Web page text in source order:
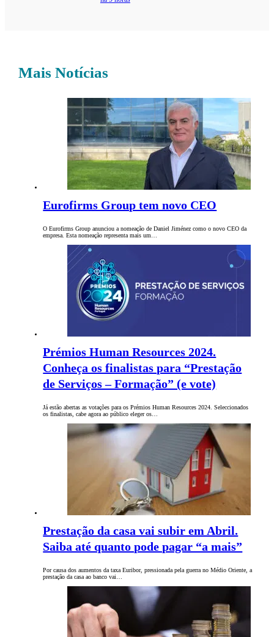
Mais Notícias
Eurofirms Group tem novo CEO
O Eurofirms Group anunciou a nomeação de Daniel Jiménez como o novo CEO da
empresa. Esta nomeação representa mais um…
Prémios Human Resources 2024.
Conheça os finalistas para “Prestação
de Serviços – Formação” (e vote)
Já estão abertas as votações para os Prémios Human Resources 2024. Seleccionados
os finalistas, cabe agora ao público eleger os…
Prestação da casa vai subir em Abril.
Saiba até quanto pode pagar “a mais”
Por causa dos aumentos da taxa Euribor, pressionada pela guerra no Médio Oriente, a
prestação da casa ao banco vai…